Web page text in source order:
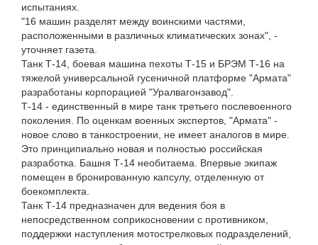
испытаниях.
"16 машин разделят между воинскими частями,
расположенными в различных климатических зонах", -
уточняет газета.
Танк Т-14, боевая машина пехоты Т-15 и БРЭМ Т-16 на
тяжелой универсальной гусеничной платформе "Армата"
разработаны корпорацией "Уралвагонзавод".
Т-14 - единственный в мире танк третьего послевоенного
поколения. По оценкам военных экспертов, "Армата" -
новое слово в танкостроении, не имеет аналогов в мире.
Это принципиально новая и полностью российская
разработка. Башня Т-14 необитаема. Впервые экипаж
помещен в бронированную капсулу, отделенную от
боекомплекта.
Танк Т-14 предназначен для ведения боя в
непосредственном соприкосновении с противником,
поддержки наступления мотострелковых подразделений,